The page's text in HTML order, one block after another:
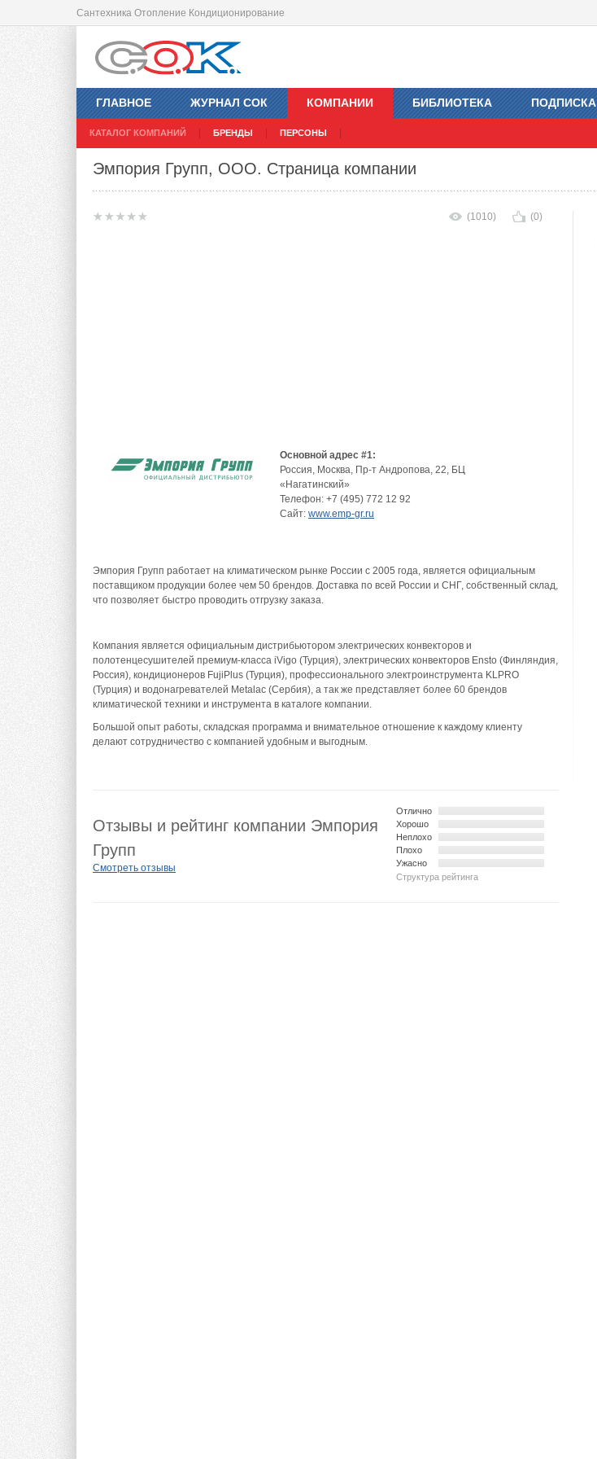
Сантехника Отопление Кондиционирование
ГЛАВНОЕ ЖУРНАЛ СОК КОМПАНИИ
КАТАЛОГ КОМПАНИЙ БРЕНДЫ ПЕРСОНЫ
БИБЛИОТЕКА ПОДПИСКА
Эмпория Групп, ООО. Страница компании
(1010) (0)
Основной адрес #1:
Россия, Москва, Пр-т Андропова, 22, БЦ
«Нагатинский»
Телефон: +7 (495) 772 12 92
Сайт: www.emp-gr.ru
Эмпория Групп работает на климатическом рынке России с 2005 года, является официальным
поставщиком продукции более чем 50 брендов. Доставка по всей России и СНГ, собственный склад,
что позволяет быстро проводить отгрузку заказа.
Компания является официальным дистрибьютором электрических конвекторов и
полотенцесушителей премиум-класса iVigo (Турция), электрических конвекторов Ensto (Финляндия,
Россия), кондиционеров FujiPlus (Турция), профессионального электроинструмента KLPRO
(Турция) и водонагревателей Metalac (Сербия), а так же представляет более 60 брендов
климатической техники и инструмента в каталоге компании.
Большой опыт работы, складская программа и внимательное отношение к каждому клиенту
делают сотрудничество с компанией удобным и выгодным.
Структура рейтинга
Отлично
Хорошо
Неплохо
Плохо
Ужасно
Отзывы и рейтинг компании Эмпория
Групп
Смотреть отзывы